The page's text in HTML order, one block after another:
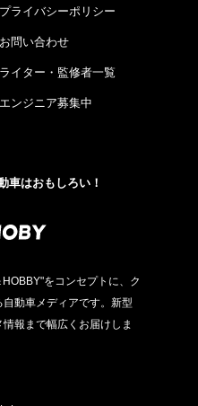
プライバシーポリシー
お問い合わせ
ライター・監修者一覧
エンジニア募集中
車はおもしろい！
をコンセプトに、ク
動車メディアです。新型
報まで幅広くお届けしま